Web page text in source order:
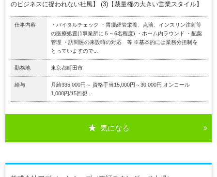
のビジネスに捉われない社風】 (3)【裁量権の大きい営業スタイル】
仕事内容
・バイタルチェック ・胃瘻経管栄養、点滴、インスリン注射等
の医療処置(1事業所に５～6名程度) ・ホーム内ラウンド ・配薬
管理 ・訪問医の来設時の対応 等 ※基本的には業務分担制を
とっていますので...
勤務地 東京都町田市
給与
月給335,000円～ 資格手当15,000円～30,000円 オンコール
1,000円/15回想...
気になる